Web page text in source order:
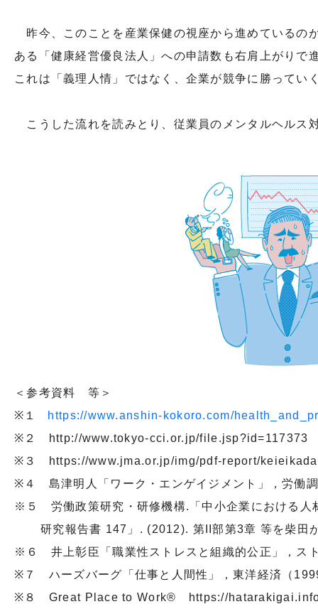
昨今、このことを産業保健の視座から進めているの
ある「健康経営優良法人」への申請数も右肩上がりで
これは「義理人情」ではなく、企業が競争に勝って
こうした流れを読みとり、従業員のメンタルヘルス
＜参考資料 等＞
※１ https://www.anshin-kokoro.com/
※２ http://www.tokyo-cci.or.jp/
※３ https://www.jma.or.jp/img/pdf-report/
※４ 島津明人「ワーク・エンゲイジメント」，労働
※５ 労働政策研究・研修機構.「中小企業における人
研究報告書 147」. (2012). 第II部第3章 等を柴田
※６ 井上彰臣「職業性ストレスと組織的公正」，ス
※７ ハーズバーグ「仕事と人間性」，東洋経済（
※８ Great Place to Work® https://